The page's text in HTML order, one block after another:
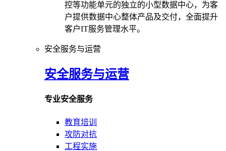
控等功能单元的独立的小型数据中心，为客
户提供数据中心整体产品及交付，全面提升
客户IT服务管理水平。
安全服务与运营
安全服务与运营
专业安全服务
教育培训
攻防对抗
工程实施